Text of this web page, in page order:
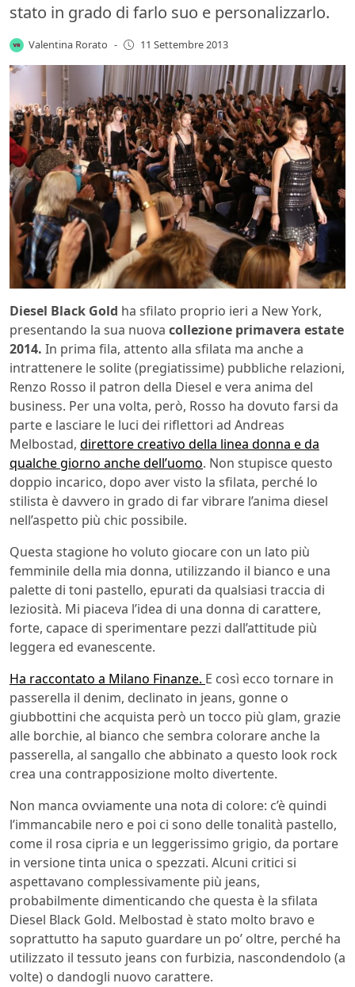
stato in grado di farlo suo e personalizzarlo.
Valentina Rorato - 11 Settembre 2013
Diesel Black Gold ha sfilato proprio ieri a New York,
presentando la sua nuova collezione primavera estate
2014. In prima fila, attento alla sfilata ma anche a
intrattenere le solite (pregiatissime) pubbliche relazioni,
Renzo Rosso il patron della Diesel e vera anima del
business. Per una volta, però, Rosso ha dovuto farsi da
parte e lasciare le luci dei riflettori ad Andreas
Melbostad, direttore creativo della linea donna e da
qualche giorno anche dell’uomo. Non stupisce questo
doppio incarico, dopo aver visto la sfilata, perché lo
stilista è davvero in grado di far vibrare l’anima diesel
nell’aspetto più chic possibile.
Questa stagione ho voluto giocare con un lato più
femminile della mia donna, utilizzando il bianco e una
palette di toni pastello, epurati da qualsiasi traccia di
leziosità. Mi piaceva l’idea di una donna di carattere,
forte, capace di sperimentare pezzi dall’attitude più
leggera ed evanescente.
Ha raccontato a Milano Finanze. E così ecco tornare in
passerella il denim, declinato in jeans, gonne o
giubbottini che acquista però un tocco più glam, grazie
alle borchie, al bianco che sembra colorare anche la
passerella, al sangallo che abbinato a questo look rock
crea una contrapposizione molto divertente.
Non manca ovviamente una nota di colore: c’è quindi
l’immancabile nero e poi ci sono delle tonalità pastello,
come il rosa cipria e un leggerissimo grigio, da portare
in versione tinta unica o spezzati. Alcuni critici si
aspettavano complessivamente più jeans,
probabilmente dimenticando che questa è la sfilata
Diesel Black Gold. Melbostad è stato molto bravo e
soprattutto ha saputo guardare un po’ oltre, perché ha
utilizzato il tessuto jeans con furbizia, nascondendolo (a
volte) o dandogli nuovo carattere.